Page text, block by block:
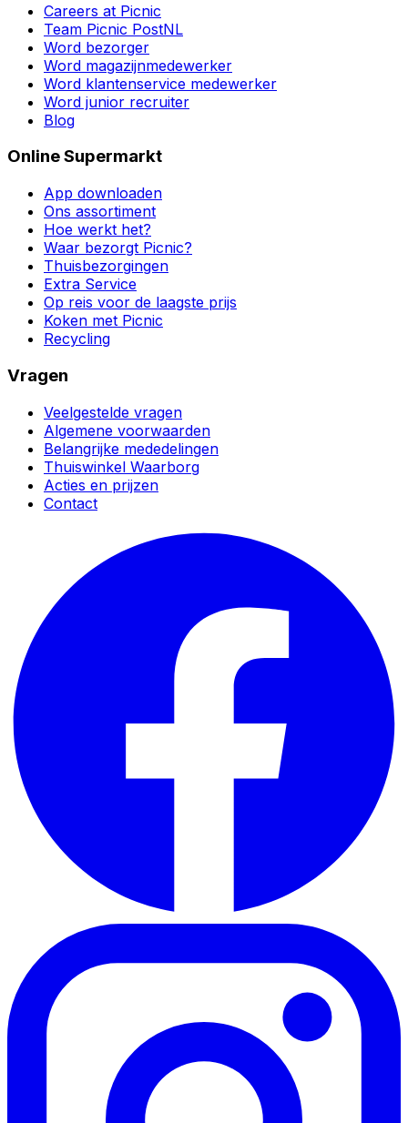
Careers at Picnic
Team Picnic PostNL
Word bezorger
Word magazijnmedewerker
Word klantenservice medewerker
Word junior recruiter
Blog
Online Supermarkt
App downloaden
Ons assortiment
Hoe werkt het?
Waar bezorgt Picnic?
Thuisbezorgingen
Extra Service
Op reis voor de laagste prijs
Koken met Picnic
Recycling
Vragen
Veelgestelde vragen
Algemene voorwaarden
Belangrijke mededelingen
Thuiswinkel Waarborg
Acties en prijzen
Contact